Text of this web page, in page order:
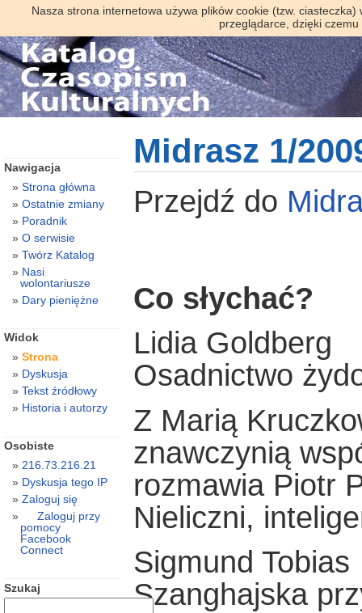
Nasza strona internetowa używa plików cookie (tzw.
przeglądarce, dzięki
Midrasz 1/
Przejdź do
Co słychać?
Lidia Goldberg
Osadnictwo
Z Marią
znawczynią
rozmawia Piotr
Nieliczni,
Sigmund Tobias
Szanghajska
Nawigacja
Strona główna
Ostatnie zmiany
Poradnik
O serwisie
Twórz Katalog
Nasi
wolontariusze
Dary pieniężne
Widok
Strona
Dyskusja
Tekst źródłowy
Historia i autorzy
Osobiste
216.73.216.21
Dyskusja tego IP
Zaloguj się
Zaloguj przy
pomocy
Facebook
Connect
Szukaj